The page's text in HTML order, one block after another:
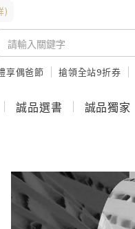
)
享偶爸節 搶領全站9折券
誠品選書 誠品獨家